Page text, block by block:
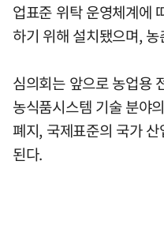
업표준 위탁 운영체계에
하기 위해 설치됐으며,
심의회는 앞으로 농업용
농식품시스템 기술 분야
폐지, 국제표준의 국가
된다.